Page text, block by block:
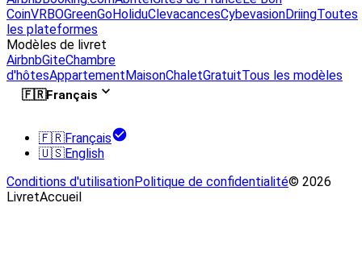
CoinVRBOGreenGoHoliduClevacancesCybevasionDriingToutes
les plateformes
Modèles de livret
AirbnbGiteChambre
d'hôtesAppartementMaisonChaletGratuitTous les modèles
🇫🇷Français
🇫🇷Français
🇺🇸English
Conditions d'utilisationPolitique de confidentialité© 2026
LivretAccueil